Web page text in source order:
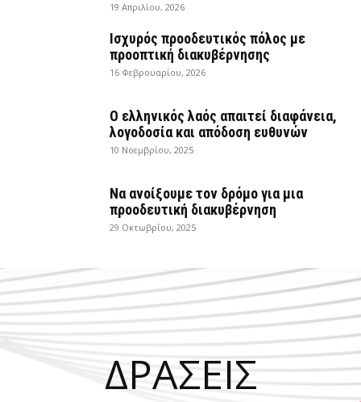
19 Απριλίου, 2026
Ισχυρός προοδευτικός πόλος με
προοπτική διακυβέρνησης
16 Φεβρουαρίου, 2026
Ο ελληνικός λαός απαιτεί διαφάνεια,
λογοδοσία και απόδοση ευθυνών
10 Νοεμβρίου, 2025
Να ανοίξουμε τον δρόμο για μια
προοδευτική διακυβέρνηση
29 Οκτωβρίου, 2025
ΔΡΑΣΕΙΣ